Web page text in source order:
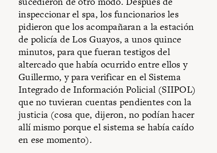
inspeccionar el spa, los funcionarios les
pidieron que los acompañaran a la estación
de policía de Los Guayos, a unos quince
minutos, para que fueran testigos del
altercado que había ocurrido entre ellos y
Guillermo, y para verificar en el Sistema
Integrado de Información Policial (SIIPOL)
que no tuvieran cuentas pendientes con la
justicia (cosa que, dijeron, no podían hacer
allí mismo porque el sistema se había caído
en ese momento).